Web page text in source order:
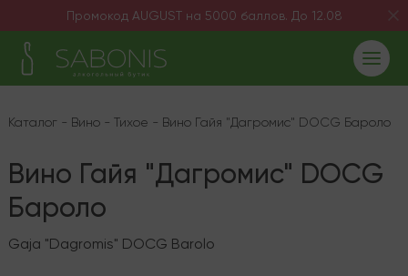
Промокод AUGUST на 5000 баллов. До 12.08
Каталог - Вино- Тихое - Вино Гайя "Дагромис" DOCG Бароло
Вино Гайя "Дагромис" DOCG
Бароло
Gaja "Dagromis" DOCG Barolo